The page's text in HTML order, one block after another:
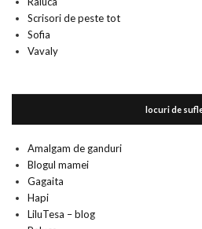
Scrisori de peste tot
Sofia
Vavaly
locuri de
Amalgam de ganduri
Blogul mamei
Gagaita
Hapi
LiluTesa – blog